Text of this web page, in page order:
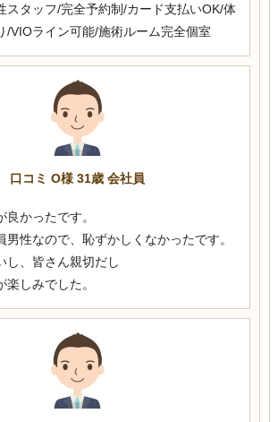
スタッフ/完全予約制/カード支払いOK/体
/VIOライン可能/施術ルーム完全個室
口コミ O様 31歳 会社員
かったです。
男性なので、恥ずかしくなかったです。
し、皆さん親切だし
しみでした。